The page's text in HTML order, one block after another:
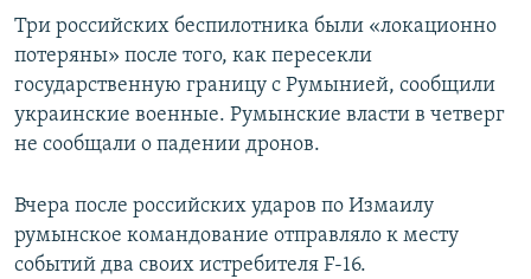
Три российских беспилотника были «локационно
потеряны» после того, как пересекли
государственную границу с Румынией, сообщили
украинские военные. Румынские власти в четверг
не сообщали о падении дронов.
Вчера после российских ударов по Измаилу
румынское командование отправляло к месту
событий два своих истребителя F-16.